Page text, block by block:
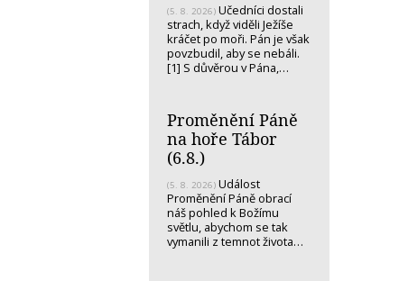
(5. 8. 2026) Učedníci dostali
strach, když viděli Ježíše
kráčet po moři. Pán je však
povzbudil, aby se nebáli.
[1] S důvěrou v Pána,…
Proměnění Páně
na hoře Tábor
(6.8.)
(5. 8. 2026) Událost
Proměnění Páně obrací
náš pohled k Božímu
světlu, abychom se tak
vymanili z temnot života…